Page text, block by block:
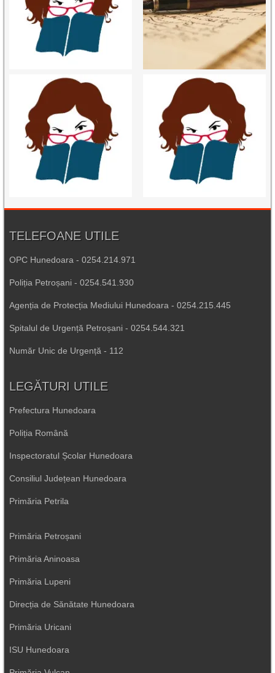
TELEFOANE UTILE
OPC Hunedoara - 0254.214.971
Poliția Petroșani - 0254.541.930
Agenția de Protecția Mediului Hunedoara - 0254.215.445
Spitalul de Urgență Petroșani - 0254.544.321
Număr Unic de Urgență - 112
LEGĂTURI UTILE
Prefectura Hunedoara
Poliția Română
Inspectoratul Școlar Hunedoara
Consiliul Județean Hunedoara
Primăria Petrila
Primăria Petroșani
Primăria Aninoasa
Primăria Lupeni
Direcția de Sănătate Hunedoara
Primăria Uricani
ISU Hunedoara